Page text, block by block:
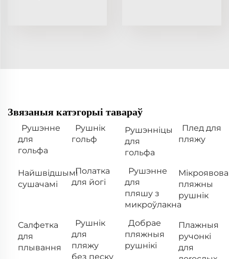
Звязаныя катэгорыі тавараў
Рушэнне
для
гольфа
Рушнік
гольф
Рушэнніцы
для
гольфа
Плед для
пляжу
Найшвідшымі
сушачамі
Полатка
для йогі
Рушэнне
для
пляшу з
микроўлакна
Мікроявова
пляжны
рушнік
Салфетка
для
плывання
Рушнік
для
пляжу
без песку
Добрае
пляжныя
рушнікі
Плажныя
ручонкі
для